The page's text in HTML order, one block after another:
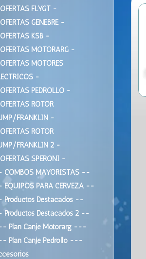
FLYGT -
GENEBRE -
KSB -
MOTORARG -
MOTORES
-
PEDROLLO -
ROTOR
FRANKLIN -
ROTOR
FRANKLIN 2 -
SPERONI -
COMBOS MAYORISTAS --
PARA CERVEZA --
Productos Destacados --
Productos Destacados 2 --
Plan Canje Motorarg ---
Plan Canje Pedrollo ---